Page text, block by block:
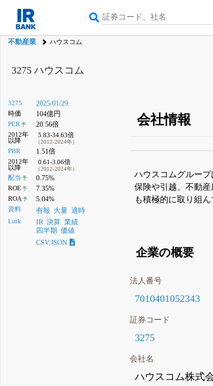
不動産業 ハウスコム
3275ハウスコム
3275 2025/01/29
時価 104億円
PER予 20.56倍
2012年
以降
5.83-34.63倍
（2012-2024年）
PBR 1.51倍
2012年
以降
0.61-3.06倍
（2012-2024年）
配当 予 0.75%
ROE予 7.35%
ROA予 5.04%
資料 有報 大量 適時
Link IR 決算 業績
四半期
価値
CSV,JSON
会社情報
登録すると永久
ハウスコムグルー
保険や引越、不動
も積極的に取り組ん
企業の概要
法人番号
7010401052343
証券コード
3275
会社名
ハウスコム株式